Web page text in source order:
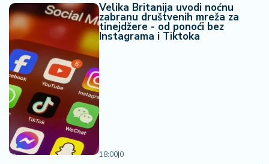
Velika Britanija uvodi noćnu
zabranu društvenih mreža za
tinejdžere - od ponoći bez
Instagrama i Tiktoka
18:00|0